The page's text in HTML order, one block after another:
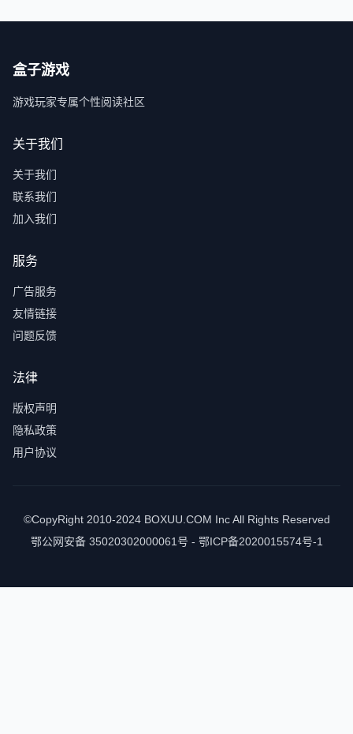
盒子游戏
游戏玩家专属个性阅读社区
关于我们
关于我们
联系我们
加入我们
服务
广告服务
友情链接
问题反馈
法律
版权声明
隐私政策
用户协议
©CopyRight 2010-2024 BOXUU.COM Inc All Rights Reserved
鄂公网安备 35020302000061号 - 鄂ICP备2020015574号-1